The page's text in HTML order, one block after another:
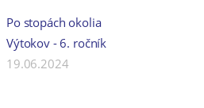
Po stopách okolia
Výtokov - 6. ročník
19.06.2024